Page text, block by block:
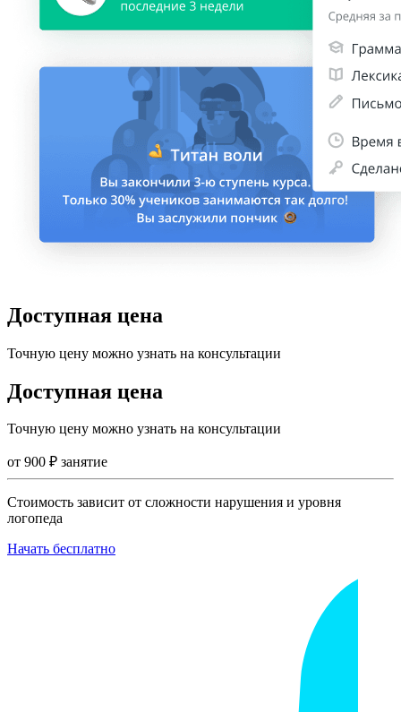
Доступная цена
Точную цену можно узнать на консультации
Доступная цена
Точную цену можно узнать на консультации
от 900 ₽ занятие
Стоимость зависит от сложности нарушения и уровня
логопеда
Начать бесплатно